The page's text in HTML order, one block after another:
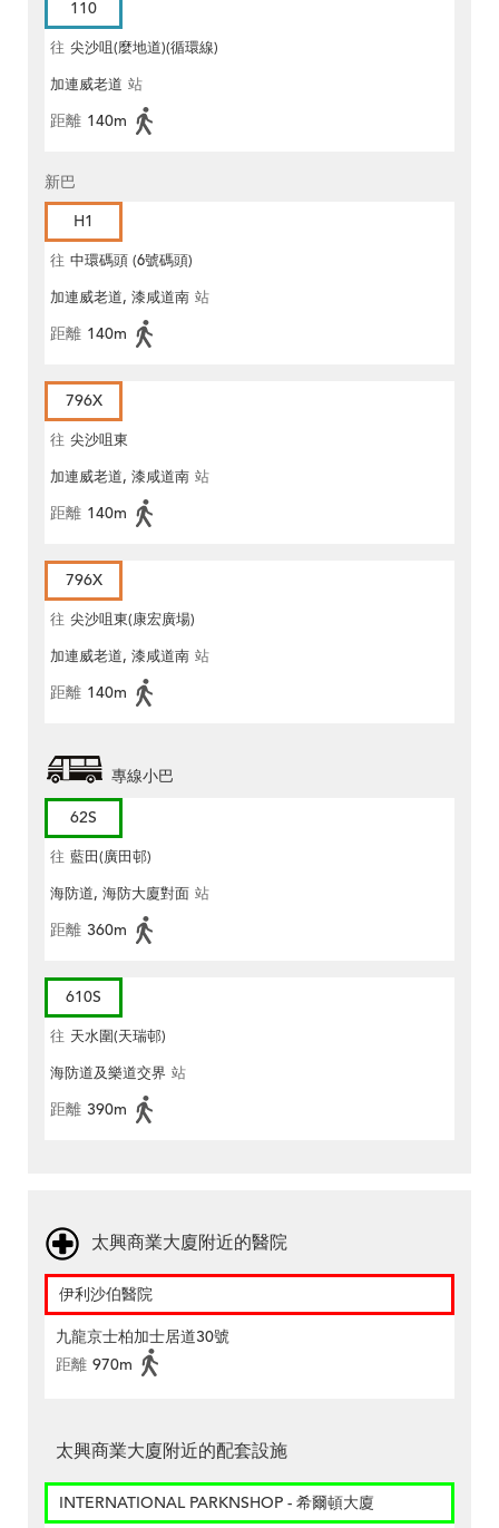
110
往 尖沙咀(麼地道)(循環線)
加連威老道 站
距離 140m
新巴
H1
往 中環碼頭 (6號碼頭)
加連威老道, 漆咸道南 站
距離 140m
796X
往 尖沙咀東
加連威老道, 漆咸道南 站
距離 140m
796X
往 尖沙咀東(康宏廣場)
加連威老道, 漆咸道南 站
距離 140m
專線小巴
62S
往 藍田(廣田邨)
海防道, 海防大廈對面 站
距離 360m
610S
往 天水圍(天瑞邨)
海防道及樂道交界 站
距離 390m
太興商業大廈附近的醫院
伊利沙伯醫院
九龍京士柏加士居道30號
距離 970m
太興商業大廈附近的配套設施
INTERNATIONAL PARKNSHOP - 希爾頓大廈